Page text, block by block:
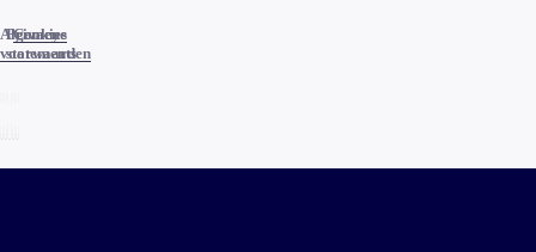
Algemene
voorwaarden
Privacy
statements
Cookies